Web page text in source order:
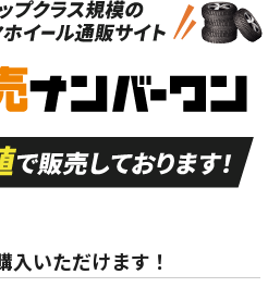
S
新車外し品（新古
付き
A
走行距離も少なく、
非常に状態の良い中
古品
んどない中古品
入いただけます！